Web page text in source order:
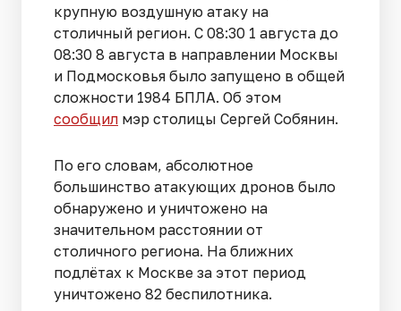
крупную воздушную атаку на
столичный регион. С 08:30 1 августа до
08:30 8 августа в направлении Москвы
и Подмосковья было запущено в общей
сложности 1984 БПЛА. Об этом
сообщил мэр столицы Сергей Собянин.
По его словам, абсолютное
большинство атакующих дронов было
обнаружено и уничтожено на
значительном расстоянии от
столичного региона. На ближних
подлётах к Москве за этот период
уничтожено 82 беспилотника.